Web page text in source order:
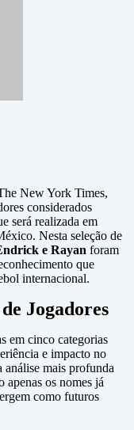
New York Times,
considerados
será realizada em
Nesta seleção de
e Rayan foram
que
internacional.
Jogadores
em cinco categorias
e impacto no
mais profunda
os nomes já
como futuros